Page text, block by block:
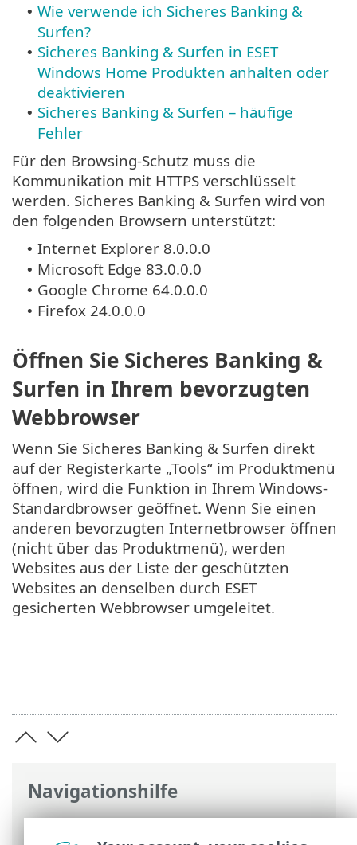
Navigationshilfe
ESET Online-Hilfe>ESET Glossary>ESET-
• Wie verwende ich Sicheres Banking &
Surfen?
• Sicheres Banking & Surfen in ESET
Windows Home Produkten anhalten oder
deaktivieren
• Sicheres Banking & Surfen – häufige
Fehler
Für den Browsing-Schutz muss die
Kommunikation mit HTTPS verschlüsselt
werden. Sicheres Banking & Surfen wird von
den folgenden Browsern unterstützt:
• Internet Explorer 8.0.0.0
• Microsoft Edge 83.0.0.0
• Google Chrome 64.0.0.0
• Firefox 24.0.0.0
Öffnen Sie Sicheres Banking &
Surfen in Ihrem bevorzugten
Webbrowser
Wenn Sie Sicheres Banking & Surfen direkt
auf der Registerkarte „Tools“ im Produktmenü
öffnen, wird die Funktion in Ihrem Windows-
Standardbrowser geöffnet. Wenn Sie einen
anderen bevorzugten Internetbrowser öffnen
(nicht über das Produktmenü), werden
Websites aus der Liste der geschützten
Websites an denselben durch ESET
gesicherten Webbrowser umgeleitet.